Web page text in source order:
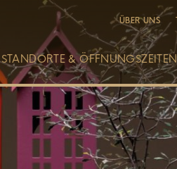
ÜBER UNS
STANDORTE & ÖFFNUNGSZEITEN